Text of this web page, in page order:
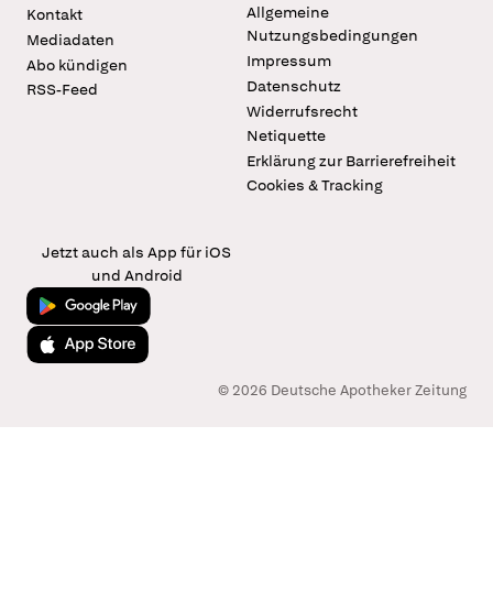
Kontakt
Mediadaten
Abo kündigen
RSS-Feed
Allgemeine
Nutzungsbedingungen
Impressum
Datenschutz
Widerrufsrecht
Netiquette
Erklärung zur Barrierefreiheit
Cookies & Tracking
Jetzt auch als App für iOS
und Android
Jetzt bei Google Play
Laden im App Store
© 2026 Deutsche Apotheker Zeitung